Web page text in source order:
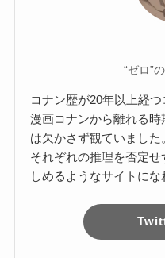
“ゼロ”
コナン歴が20年以上経つ
漫画コナンから離れる
は欠かさず観ていました
それぞれの推理を否定
しめるようなサイトにな